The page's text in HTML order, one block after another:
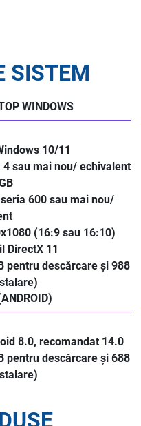
SISTEM
WINDOWS
10/11
sau mai nou/ echivalent
600 sau mai nou/
(16:9 sau 16:10)
DirectX 11
pentru descărcare și 988
8.0, recomandat 14.0
pentru descărcare și 688